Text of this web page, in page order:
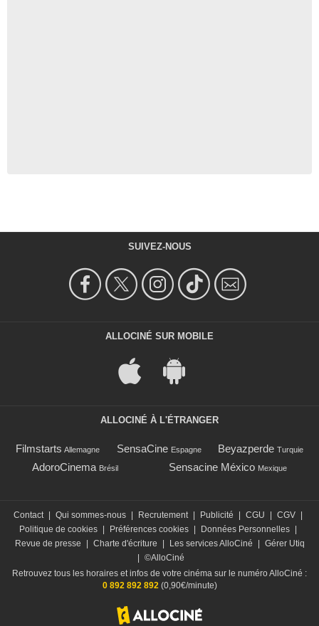
SUIVEZ-NOUS
ALLOCINÉ SUR MOBILE
ALLOCINÉ À L'ÉTRANGER
Filmstarts Allemagne SensaCine Espagne Beyazperde Turquie
AdoroCinema Brésil Sensacine México Mexique
Contact | Qui sommes-nous | Recrutement | Publicité | CGU | CGV |
Politique de cookies | Préférences cookies | Données Personnelles |
Revue de presse
| Charte d'écriture | Les services AlloCiné | Gérer Utiq
| ©AlloCiné
Retrouvez tous les horaires et infos de votre cinéma sur le numéro AlloCiné :
0 892 892 892(0,90€/minute)